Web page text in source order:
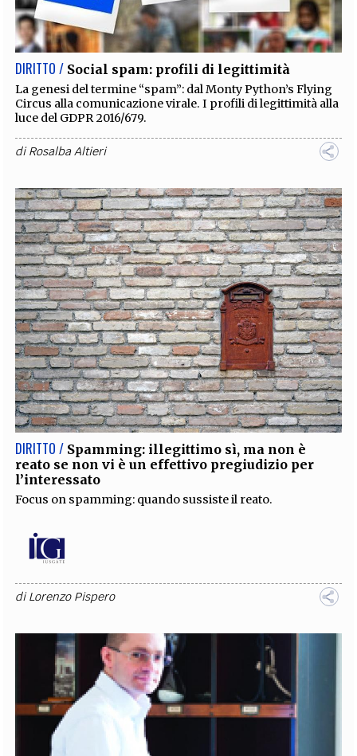
EXTRA
CODICI RUBRICHE LIBRI PROCEEDINGS PUBBLICITÀ CONTATTI
SOCIAL MEDIA
DIRITTO / Social spam: profili di legittimità
La genesi del termine “spam”: dal Monty Python’s Flying
Circus alla comunicazione virale. I profili di legittimità alla
luce del GDPR 2016/679.
diRosalba Altieri
DIRITTO / Spamming: illegittimo sì, ma non è
reato se non vi è un effettivo pregiudizio per
l’interessato
Focus on spamming: quando sussiste il reato.
diLorenzo Pispero